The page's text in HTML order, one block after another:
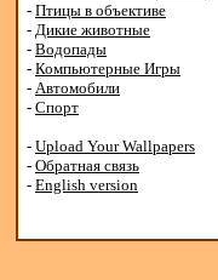
- Птицы в объективе
- Дикие животные
- Водопады
- Компьютерные Игры
- Автомобили
- Спорт
- Upload Your Wallpapers
- Обратная связь
- English version